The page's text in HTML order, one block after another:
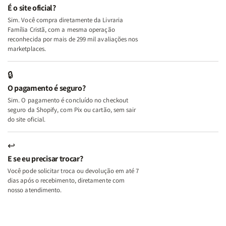
e
Deus
+
A
Mulher
Lar
+
A
Lar
É o site oficial?
Sim. Você compra diretamente da Livraria
Família Cristã, com a mesma operação
reconhecida por mais de 299 mil avaliações nos
marketplaces.
🔒
O pagamento é seguro?
Sim. O pagamento é concluído no checkout
seguro da Shopify, com Pix ou cartão, sem sair
do site oficial.
↩
E se eu precisar trocar?
Você pode solicitar troca ou devolução em até 7
dias após o recebimento, diretamente com
nosso atendimento.